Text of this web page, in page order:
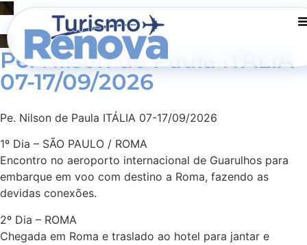
Pe. Nilson de Paula ITÁLIA
07-17/09/2026
Pe. Nilson de Paula ITÁLIA 07-17/09/2026
1º Dia – SÃO PAULO / ROMA
Encontro no aeroporto internacional de Guarulhos para
embarque em voo com destino a Roma, fazendo as
devidas conexões.
2º Dia – ROMA
Chegada em Roma e traslado ao hotel para jantar e